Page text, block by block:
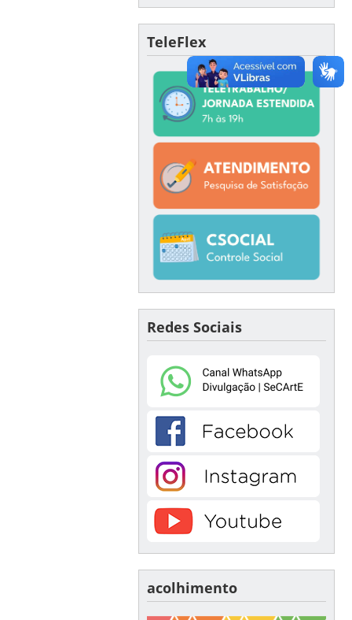
TeleFlex
Redes Sociais
acolhimento